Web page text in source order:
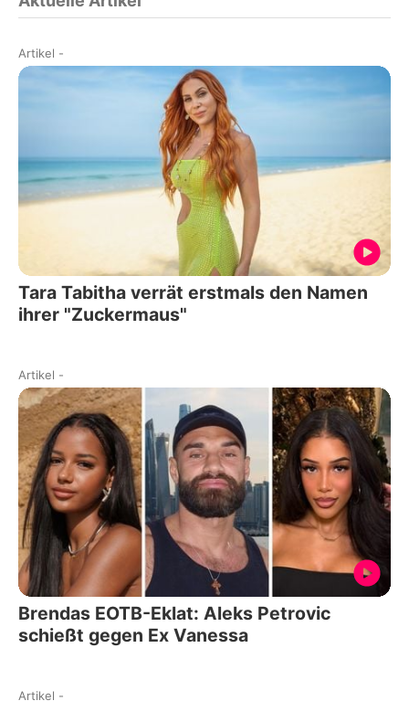
Artikel -
Tara Tabitha verrät erstmals den Namen
ihrer "Zuckermaus"
Artikel -
Brendas EOTB-Eklat: Aleks Petrovic
schießt gegen Ex Vanessa
Artikel -